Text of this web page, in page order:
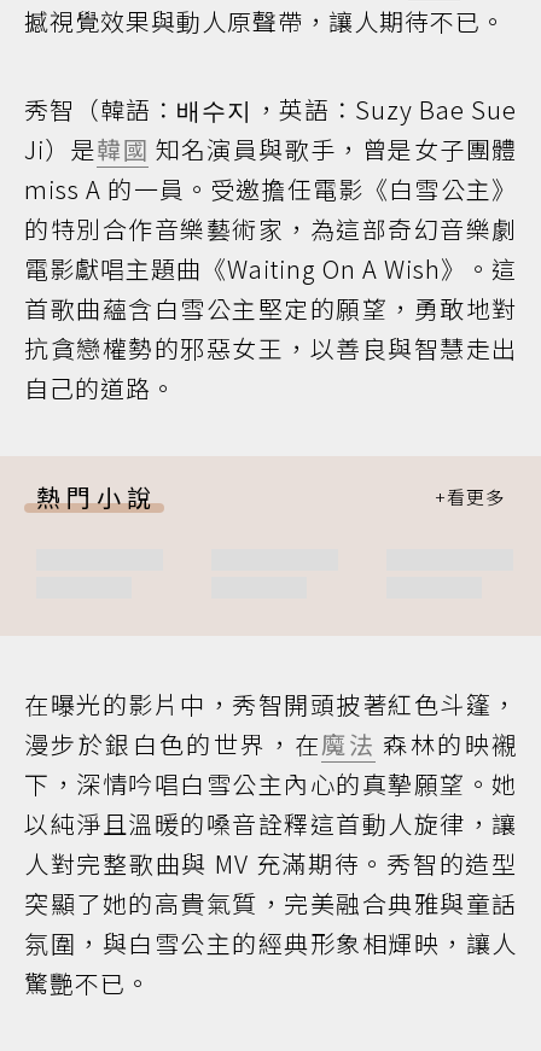
撼視覺效果與動人原聲帶，讓人期待不已。
秀智（韓語：배수지，英語：Suzy Bae Sue
Ji）是韓國 知名演員與歌手，曾是女子團體
miss A 的一員。受邀擔任電影《白雪公主》
的特別合作音樂藝術家，為這部奇幻音樂劇
電影獻唱主題曲《Waiting On A Wish》。這
首歌曲蘊含白雪公主堅定的願望，勇敢地對
抗貪戀權勢的邪惡女王，以善良與智慧走出
自己的道路。
熱門小說
在曝光的影片中，秀智開頭披著紅色斗篷，
漫步於銀白色的世界，在魔法 森林的映襯
下，深情吟唱白雪公主內心的真摯願望。她
以純淨且溫暖的嗓音詮釋這首動人旋律，讓
人對完整歌曲與 MV 充滿期待。秀智的造型
突顯了她的高貴氣質，完美融合典雅與童話
氛圍，與白雪公主的經典形象相輝映，讓人
驚艷不已。